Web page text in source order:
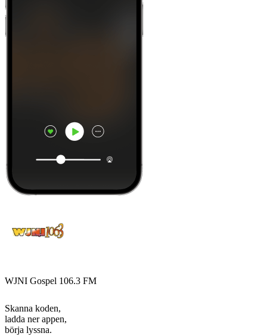
WJNI Gospel 106.3 FM
Skanna koden,
ladda ner appen,
börja lyssna.